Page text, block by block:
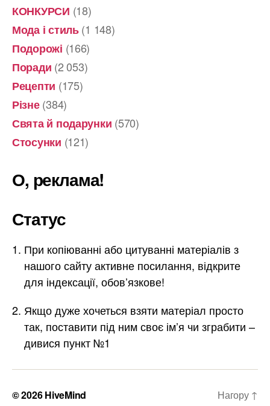
КОНКУРСИ (18)
Мода і стиль(1 148)
Подорожі (166)
Поради (2 053)
Рецепти (175)
Різне(384)
Свята й подарунки (570)
Стосунки (121)
О, реклама!
Статус
При копіюванні або цитуванні матеріалів з
нашого сайту активне посилання, відкрите
для індексації, обов’язкове!
Якщо дуже хочеться взяти матеріал просто
так, поставити під ним своє ім’я чи зграбити –
дивися пункт №1
© 2026HiveMind Нагору ↑